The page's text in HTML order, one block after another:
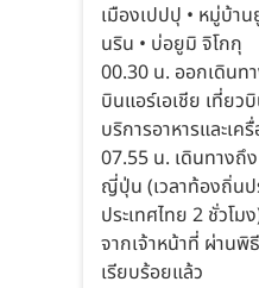
เมืองเปปปุ • หมู่บ้า
นริน • บ่อยูมิ จิโกกุ
00.30 น. ออกเดินท
บินแอร์เอเชีย เที่ยว
บริการอาหารและเ
07.55 น. เดินทางถึ
ญี่ปุ่น (เวลาท้องถิ่นป
ประเทศไทย 2 ชั่วโ
จากเจ้าหน้าที่ ผ่านพิ
เรียบร้อยแล้ว